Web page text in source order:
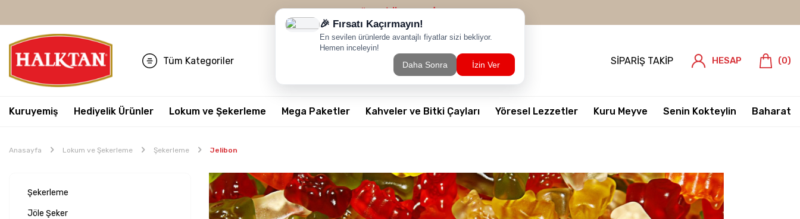
Tüm Kategoriler SIPARIŞ TAKIP HESAP (0)
Kuruyemiş Hediyelik Ürünler Lokum ve Şekerleme Mega Paketler Kahveler ve Bitki Çayları Yöresel Lezzetler Kuru Meyve Senin Kokteylin Baharat
Anasayfa Lokum ve Şekerleme Şekerleme Jelibon
Şekerleme
Jöle Şeker